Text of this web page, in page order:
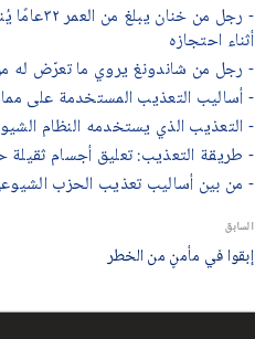
- رجل
أثناء احتجازه
- رجل من شاندونغ يروي ما تعرّض له
- أساليب التعذيب المستخدمة على
- التعذيب الذي يستخدمه النظام
- طريقة التعذيب: تعليق أجسام ثقيلة
- من بين أساليب تعذيب الحزب
السابق
إبقوا في مأمنٍ من الخطر